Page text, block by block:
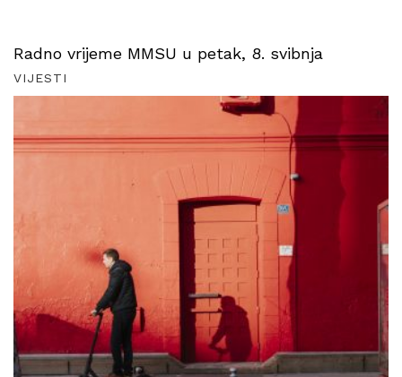
Radno vrijeme MMSU u petak, 8. svibnja
VIJESTI